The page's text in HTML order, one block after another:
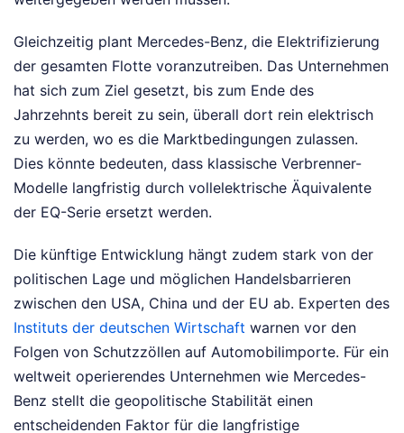
Gleichzeitig plant Mercedes-Benz, die Elektrifizierung
der gesamten Flotte voranzutreiben. Das Unternehmen
hat sich zum Ziel gesetzt, bis zum Ende des
Jahrzehnts bereit zu sein, überall dort rein elektrisch
zu werden, wo es die Marktbedingungen zulassen.
Dies könnte bedeuten, dass klassische Verbrenner-
Modelle langfristig durch vollelektrische Äquivalente
der EQ-Serie ersetzt werden.
Die künftige Entwicklung hängt zudem stark von der
politischen Lage und möglichen Handelsbarrieren
zwischen den USA, China und der EU ab. Experten des
Instituts der deutschen Wirtschaft warnen vor den
Folgen von Schutzzöllen auf Automobilimporte. Für ein
weltweit operierendes Unternehmen wie Mercedes-
Benz stellt die geopolitische Stabilität einen
entscheidenden Faktor für die langfristige